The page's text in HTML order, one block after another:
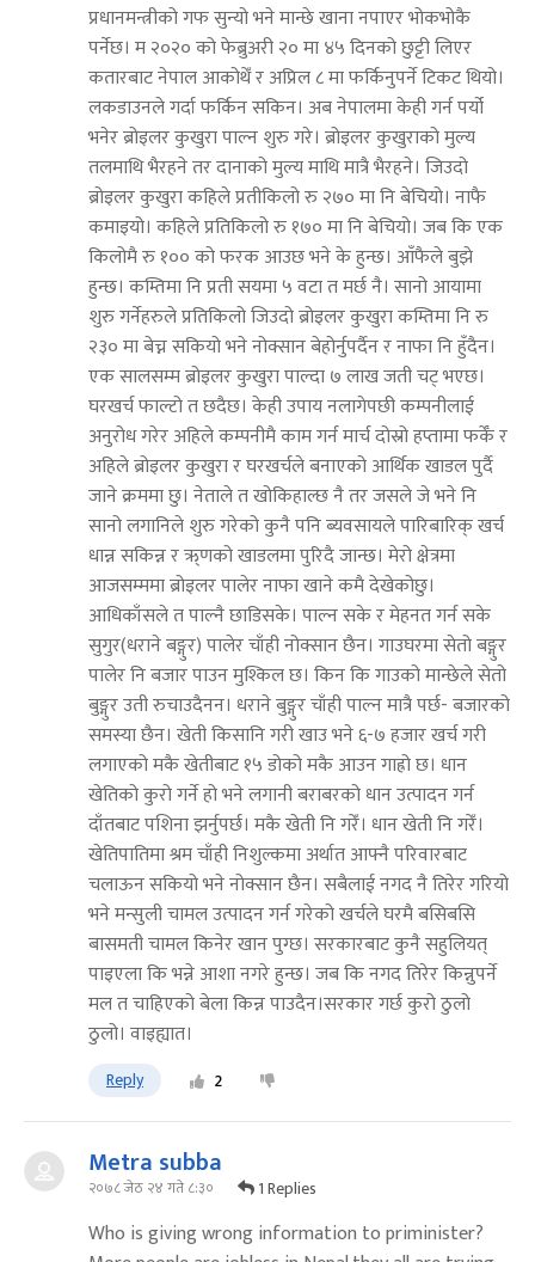
प्रधानमन्त्रीको गफ सुन्यो भने मान्छे खाना नपाएर भोकभोकै
पर्नेछ। म २०२० को फेब्रुअरी २० मा ४५ दिनको छुट्टी लिएर
कतारबाट नेपाल आकोथेँ र अप्रिल ८ मा फर्किनुपर्ने टिकट थियो।
लकडाउनले गर्दा फर्किन सकिन। अब नेपालमा केही गर्न पर्यो
भनेर ब्रोइलर कुखुरा पाल्न शुरु गरे। ब्रोइलर कुखुराको मुल्य
तलमाथि भैरहने तर दानाको मुल्य माथि मात्रै भैरहने। जिउदो
ब्रोइलर कुखुरा कहिले प्रतीकिलो रु २७० मा नि बेचियो। नाफै
कमाइयो। कहिले प्रतिकिलो रु १७० मा नि बेचियो। जब कि एक
किलोमै रु १०० को फरक आउछ भने के हुन्छ। आँफैले बुझे
हुन्छ। कम्तिमा नि प्रती सयमा ५ वटा त मर्छ नै। सानो आयामा
शुरु गर्नेहरुले प्रतिकिलो जिउदो ब्रोइलर कुखुरा कम्तिमा नि रु
२३० मा बेच्न सकियो भने नोक्सान बेहोर्नुपर्दैन र नाफा नि हुँदैन।
एक सालसम्म ब्रोइलर कुखुरा पाल्दा ७ लाख जती चट् भएछ।
घरखर्च फाल्टो त छदैछ। केही उपाय नलागेपछी कम्पनीलाई
अनुरोध गरेर अहिले कम्पनीमै काम गर्न मार्च दोस्रो हप्तामा फर्केँ र
अहिले ब्रोइलर कुखुरा र घरखर्चले बनाएको आर्थिक खाडल पुर्दै
जाने क्रममा छु। नेताले त खोकिहाल्छ नै तर जसले जे भने नि
सानो लगानिले शुरु गरेको कुनै पनि ब्यवसायले पारिबारिक् खर्च
धान्न सकिन्न र ऋ्णको खाडलमा पुरिदै जान्छ। मेरो क्षेत्रमा
आजसम्ममा ब्रोइलर पालेर नाफा खाने कमै देखेकोछु।
आधिकाँसले त पाल्नै छाडिसके। पाल्न सके र मेहनत गर्न सके
सुगुर(धराने बङ्गुर) पालेर चाँही नोक्सान छैन। गाउघरमा सेतो बङ्गुर
पालेर नि बजार पाउन मुश्किल छ। किन कि गाउको मान्छेले सेतो
बुङ्गुर उती रुचाउदैनन। धराने बुङ्गुर चाँही पाल्न मात्रै पर्छ- बजारको
समस्या छैन। खेती किसानि गरी खाउ भने ६-७ हजार खर्च गरी
लगाएको मकै खेतीबाट १५ डोको मकै आउन गाह्रो छ। धान
खेतिको कुरो गर्ने हो भने लगानी बराबरको धान उत्पादन गर्न
दाँतबाट पशिना झर्नुपर्छ। मकै खेती नि गरेँ। धान खेती नि गरेँ।
खेतिपातिमा श्रम चाँही निशुल्कमा अर्थात आफ्नै परिवारबाट
चलाऊन सकियो भने नोक्सान छैन। सबैलाई नगद नै तिरेर गरियो
भने मन्सुली चामल उत्पादन गर्न गरेको खर्चले घरमै बसिबसि
बासमती चामल किनेर खान पुग्छ। सरकारबाट कुनै सहुलियत्
पाइएला कि भन्ने आशा नगरे हुन्छ। जब कि नगद तिरेर किन्नुपर्ने
मल त चाहिएको बेला किन्न पाउदैन।सरकार गर्छ कुरो ठुलो
ठुलो। वाइह्यात।
Reply 2
Metra subba
२०७८ जेठ २४ गते ८:३० 1 Replies
Who is giving wrong information to priminister?